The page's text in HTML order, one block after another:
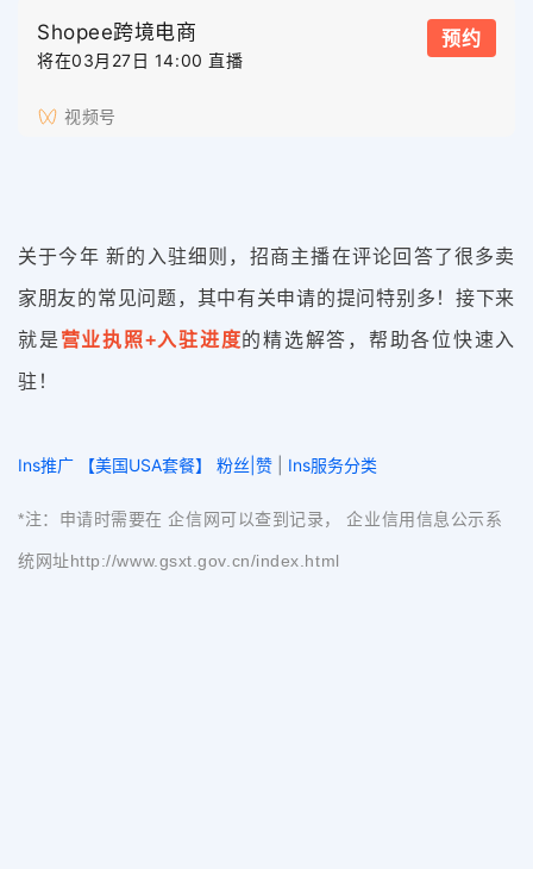
Shopee跨境电商
将在03月27日 14:00 直播
预约
视频号
关于今年 新的入驻细则，招商主播在评论回答了很多卖
家朋友的常见问题，其中有关申请的提问特别多！接下来
就是 营业执照+入驻进度的精选解答，帮助各位快速入
驻！
Ins推广 【美国USA套餐】 粉丝|赞 Ins服务分类
*注：申请时需要在 企信网可以查到记录， 企业信用信息公示系
统网址http://www.gsxt.gov.cn/index.html